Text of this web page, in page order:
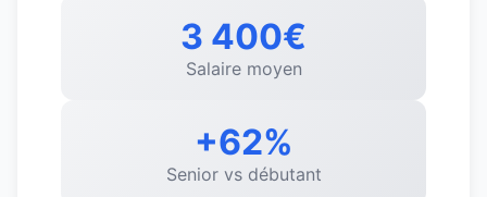
3 400€
Salaire moyen
+62%
Senior vs débutant